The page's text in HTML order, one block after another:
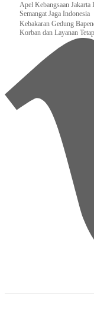
Apel Kebangsaan
Semangat Jaga Indonesia
Kebakaran Gedung
Korban dan Layanan